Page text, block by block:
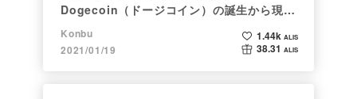
Dogecoin（ドージコイン）の誕生から現在
まで。注目される非証券性🐶
Konbu
2021/01/19
1.44k ALIS
38.31 ALIS